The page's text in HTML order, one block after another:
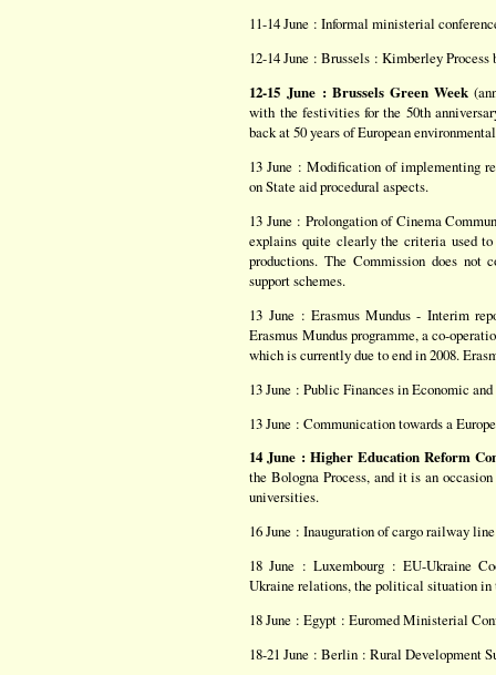
11-14 June : Informal ministerial
12-14 June : Brussels : Kimberley Process
12-15 June : Brussels Green Week
with the festivities for the 50th
back at 50 years of European
13 June : Modification of implementing
on State aid procedural aspects.
13 June : Prolongation of Cinema
explains quite clearly the criteria used
productions. The Commission does
support schemes.
13 June : Erasmus Mundus - Interim
Erasmus Mundus programme, a co-
which is currently due to end in 2008.
13 June : Public Finances in Economic
13 June : Communication towards a
14 June : Higher Education Reform
the Bologna Process, and it is an
universities.
16 June : Inauguration of cargo railway
18 June : Luxembourg : EU-Ukraine
Ukraine relations, the political situation in
18 June : Egypt : Euromed Ministerial
18-21 June : Berlin : Rural Development